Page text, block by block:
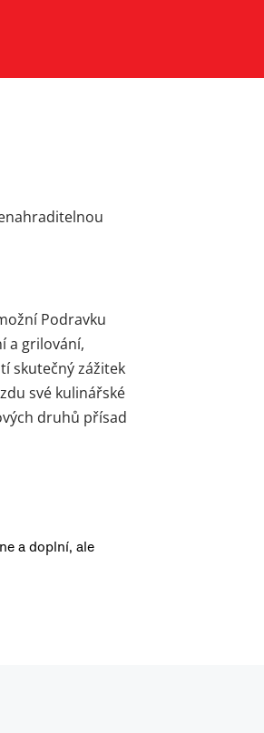
Podravku
a grilování,
skutečný zážitek
své kulinářské
druhů přísad
a doplní, ale